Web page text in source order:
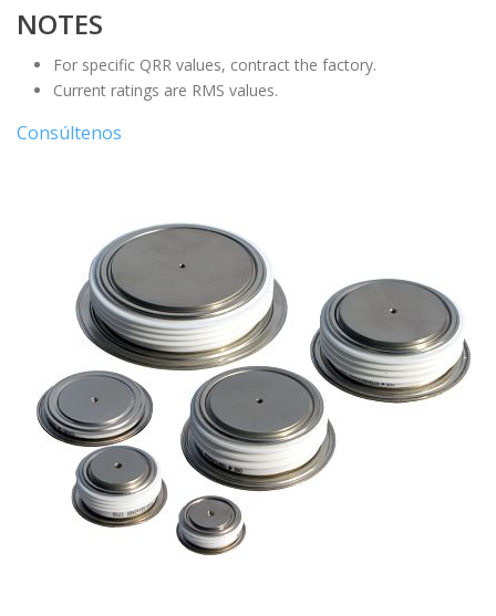
NOTES
For specific QRR values, contract the factory.
Current ratings are RMS values.
Consúltenos